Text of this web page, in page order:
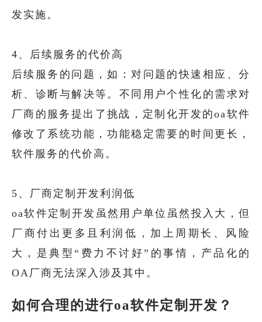
发实施。
4、后续服务的代价高
后续服务的问题，如：对问题的快速相应、分
析、诊断与解决等。不同用户个性化的需求对
厂商的服务提出了挑战，定制化开发的oa软件
修改了系统功能，功能稳定需要的时间更长，
软件服务的代价高。
5、厂商定制开发利润低
oa软件定制开发虽然用户单位虽然投入大，但
厂商付出更多且利润低，加上周期长、风险
大，是典型“费力不讨好”的事情，产品化的
OA厂商无法深入涉及其中。
如何合理的进行oa软件定制开发？